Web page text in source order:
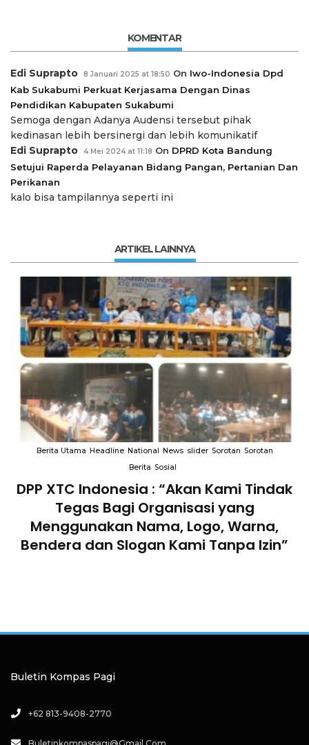
KOMENTAR
Edi Suprapto 8 Januari 2025 at 18:50 On Iwo-Indonesia Dpd
Kab Sukabumi Perkuat Kerjasama Dengan Dinas
Pendidikan Kabupaten Sukabumi
Semoga dengan Adanya Audensi tersebut pihak
kedinasan lebih bersinergi dan lebih komunikatif
Edi Suprapto
4 Mei 2024 at 11:18 On DPRD Kota Bandung
Setujui Raperda Pelayanan Bidang Pangan, Pertanian Dan
Perikanan
kalo bisa tampilannya seperti ini
ARTIKEL LAINNYA
Berita Utama Headline National News slider Sorotan Sorotan
Berita Sosial
DPP XTC Indonesia : “Akan Kami Tindak
Tegas Bagi Organisasi yang
Menggunakan Nama, Logo, Warna,
Bendera dan Slogan Kami Tanpa Izin”
Buletin Kompas Pagi
+62 813-9408-2770